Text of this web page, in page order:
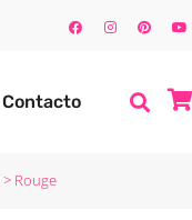
Contacto
> Rouge